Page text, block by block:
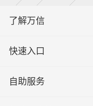
了解万信
快速入口
自助服务